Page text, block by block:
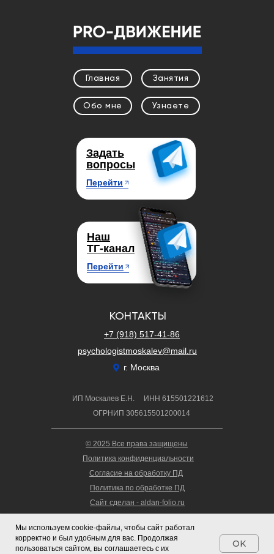
ИП Москалев Е.Н.
ОГРНИП 305615501200014
Перейти
Наш
ТГ-канал
КОНТАКТЫ
+7 (918) 517-41-86
psychologistmoskalev@mail.ru
г. Москва
ИНН 615501221612
Задать
вопросы
Перейти
Главная Занятия
Обо мне Узнаете
© 2025 Все права защищены
Политика конфиденциальности
Политика по обработке ПД
Согласие на обработку ПД
Сайт сделан - aldan-folio.ru
Мы используем cookie-файлы, чтобы сайт работал
корректно и был удобным для вас. Продолжая
пользоваться сайтом, вы соглашаетесь с их
OK
Made on